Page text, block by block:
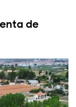
de